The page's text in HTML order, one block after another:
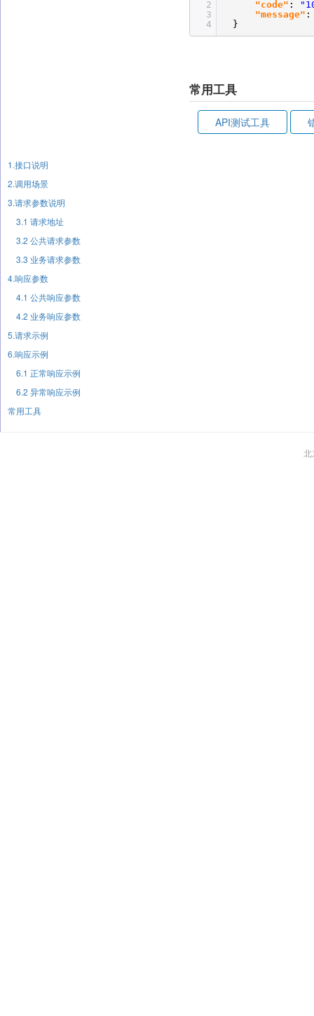
2
3
4
"code" :
"message"
}
常用工具
API测试工具
1.接口说明
2.调用场景
3.请求参数说明
3.1 请求地址
3.2 公共请求参数
3.3 业务请求参数
4.响应参数
4.1 公共响应参数
4.2 业务响应参数
5.请求示例
6.响应示例
6.1 正常响应示例
6.2 异常响应示例
常用工具
北